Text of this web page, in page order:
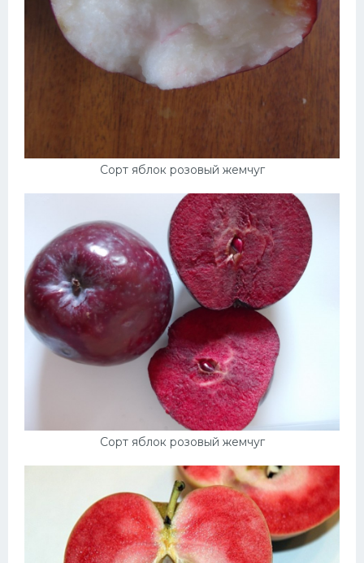
Сорт яблок розовый жемчуг
Сорт яблок розовый жемчуг